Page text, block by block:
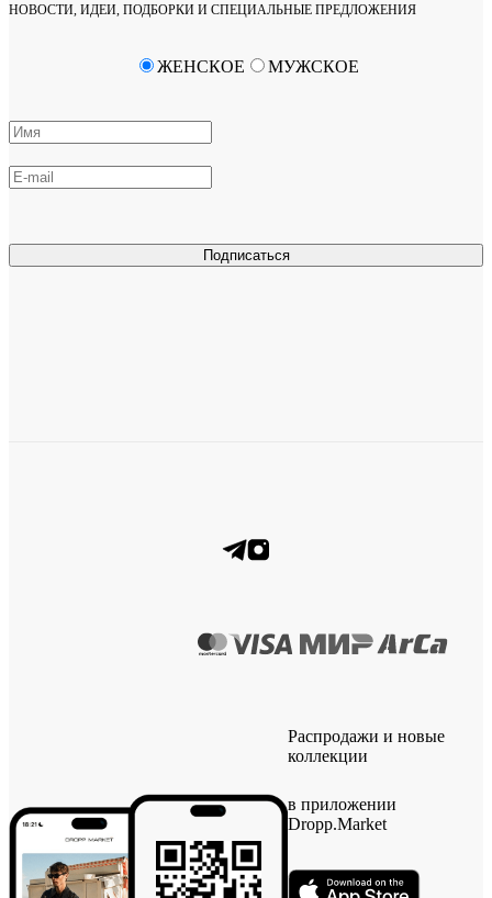
НОВОСТИ, ИДЕИ, ПОДБОРКИ И СПЕЦИАЛЬНЫЕ ПРЕДЛОЖЕНИЯ
Подписаться
ЖЕНСКОЕ МУЖСКОЕ
Распродажи и новые
коллекции
в приложении
Dropp.Market